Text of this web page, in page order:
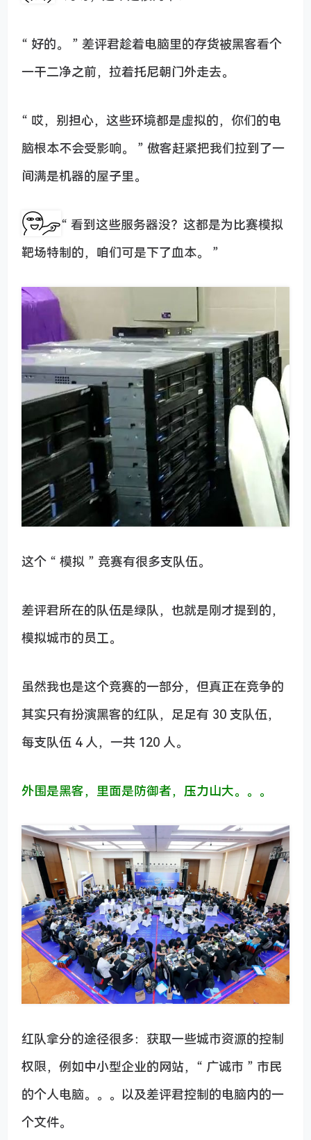
“ 好的。 ” 差评君趁着电脑里的存货被黑客看个
一干二净之前，拉着托尼朝门外走去。
“ 哎，别担心，这些环境都是虚拟的，你们的电
脑根本不会受影响。 ” 傲客赶紧把我们拉到了一
间满是机器的屋子里。
“ 看到这些服务器没？这都是为比赛模拟
靶场特制的，咱们可是下了血本。 ”
这个 “ 模拟 ” 竞赛有很多支队伍。
差评君所在的队伍是绿队，也就是刚才提到的，
模拟城市的员工。
虽然我也是这个竞赛的一部分，但真正在竞争的
其实只有扮演黑客的红队，足足有 30 支队伍，
每支队伍 4 人，一共 120 人。
外围是黑客，里面是防御者，压力山大。。。
红队拿分的途径很多：获取一些城市资源的控制
权限，例如中小型企业的网站，“ 广诚市 ” 市民
的个人电脑。。。以及差评君控制的电脑内的一
个文件。